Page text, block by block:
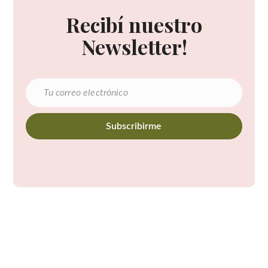
Recibí nuestro
Newsletter!